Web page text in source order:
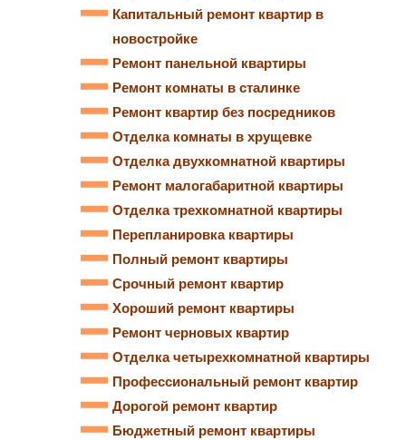
Капитальный ремонт квартир в
новостройке
Ремонт панельной квартиры
Ремонт комнаты в сталинке
Ремонт квартир без посредников
Отделка комнаты в хрущевке
Отделка двухкомнатной квартиры
Ремонт малогабаритной квартиры
Отделка трехкомнатной квартиры
Перепланировка квартиры
Полный ремонт квартиры
Срочный ремонт квартир
Хороший ремонт квартиры
Ремонт черновых квартир
Отделка четырехкомнатной квартиры
Профессиональный ремонт квартир
Дорогой ремонт квартир
Бюджетный ремонт квартиры